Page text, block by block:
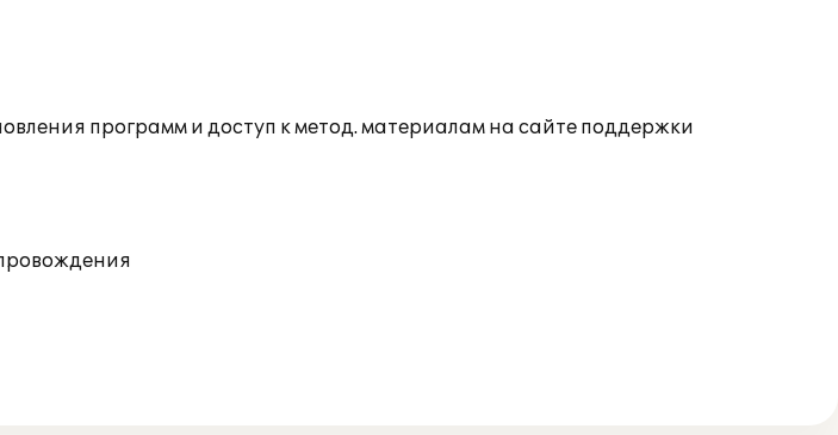
программ и доступ к метод. материалам на сайте поддержки